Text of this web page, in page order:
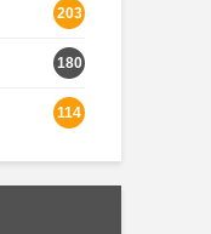
203
180
114